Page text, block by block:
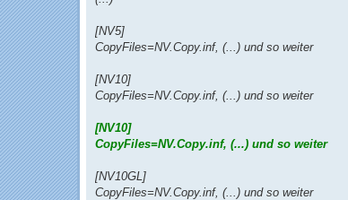
[NV5]
CopyFiles=NV.Copy.inf, (...) und so weiter
[NV10]
CopyFiles=NV.Copy.inf, (...) und so weiter
[NV10]
CopyFiles=NV.Copy.inf, (...) und so weiter
[NV10GL]
CopyFiles=NV.Copy.inf, (...) und so weiter